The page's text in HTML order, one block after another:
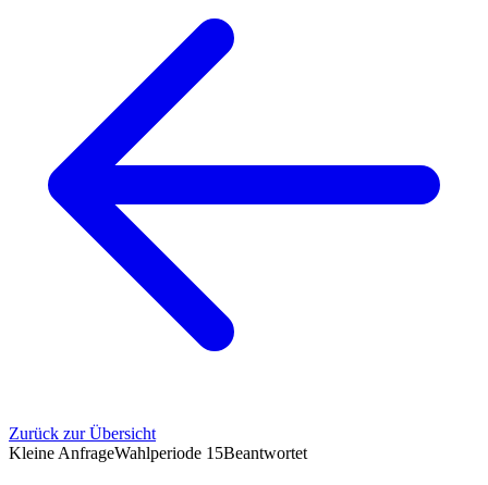
Zurück zur Übersicht
Kleine AnfrageWahlperiode 15Beantwortet